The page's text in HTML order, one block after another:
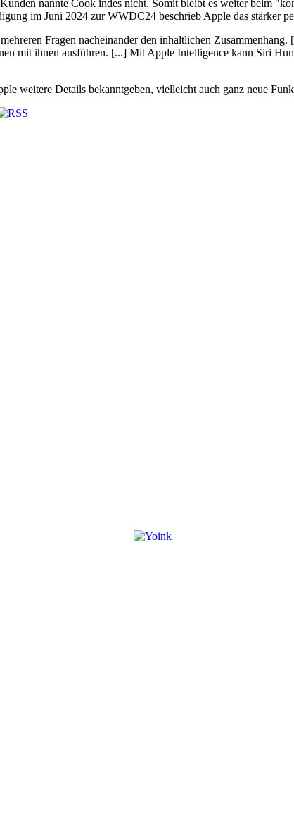
nannte Cook indes nicht. Somit bleibt es weiter beim
im Juni 2024 zur WWDC24 beschrieb Apple das stärker
Fragen nacheinander den inhaltlichen
mit ihnen ausführen. [...] Mit Apple Intelligence kann Siri
weitere Details bekanntgeben, vielleicht auch ganz neue